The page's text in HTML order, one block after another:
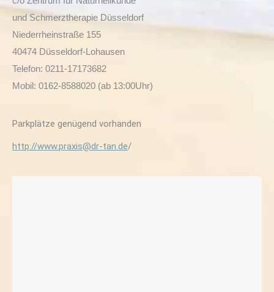
und Schmerztherapie Düsseldorf
Niederrheinstraße 155
40474 Düsseldorf-Lohausen
Telefon: 0211-17173682
Mobil: 0162-8588020 (ab 13:00Uhr)
Parkplätze genügend vorhanden
http://www.praxis@dr-tan.de/